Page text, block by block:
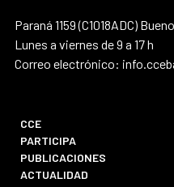
Paraná 1159 (C1018ADC)
Lunes a viernes de 9 a 17 h
Correo electrónico:
CCE
PARTICIPA
PUBLICACIONES
ACTUALIDAD